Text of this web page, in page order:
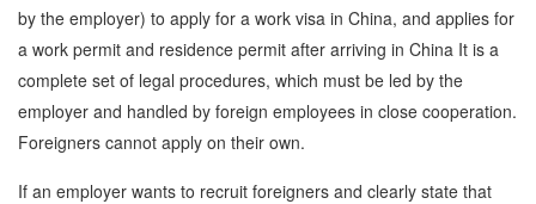
by the employer) to apply for a work visa in China, and applies for
a work permit and residence permit after arriving in China It is a
complete set of legal procedures, which must be led by the
employer and handled by foreign employees in close cooperation.
Foreigners cannot apply on their own.
If an employer wants to recruit foreigners and clearly state that